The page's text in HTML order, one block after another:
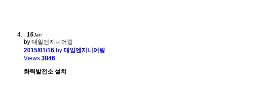
16Jan
by 대일엔지니어링
2015/01/16 by 대일엔지니어링
Views 3846
화력발전소 설치